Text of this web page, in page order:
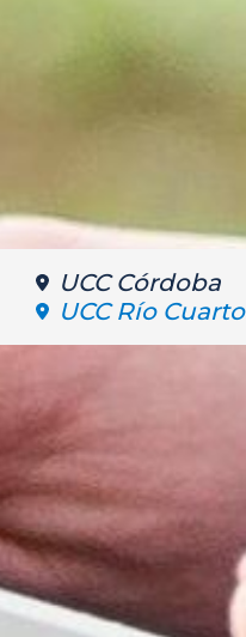
UCC Córdoba
UCC Río Cuarto